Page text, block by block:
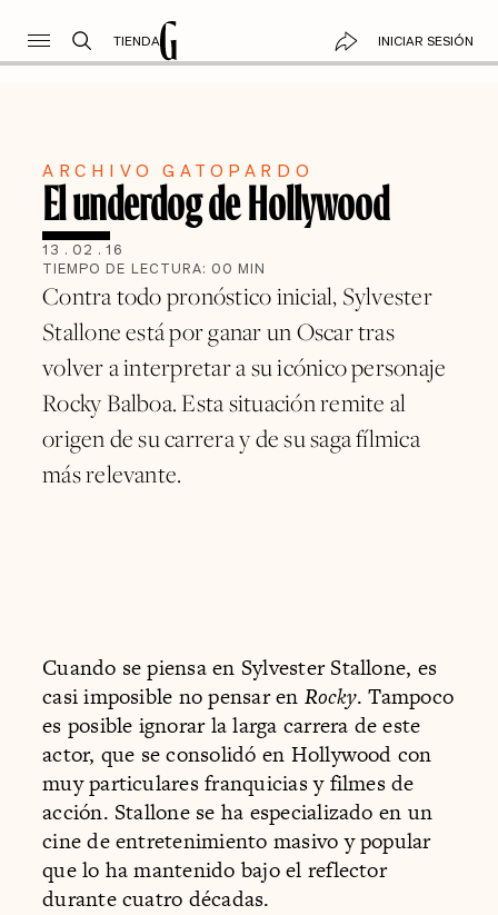
TIENDA INICIAR SESIÓN
ARCHIVO GATOPARDO
El underdog de Hollywood
13 . 02 . 16
TIEMPO DE LECTURA: 00 MIN
Contra todo pronóstico inicial, Sylvester
Stallone está por ganar un Oscar tras
volver a interpretar a su icónico personaje
Rocky Balboa. Esta situación remite al
origen de su carrera y de su saga fílmica
más relevante.
Cuando se piensa en Sylvester Stallone, es
casi imposible no pensar en Rocky. Tampoco
es posible ignorar la larga carrera de este
actor, que se consolidó en Hollywood con
muy particulares franquicias y filmes de
acción. Stallone se ha especializado en un
cine de entretenimiento masivo y popular
que lo ha mantenido bajo el reflector
durante cuatro décadas.